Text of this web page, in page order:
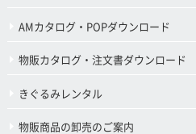
AMカタログ・POPダウンロード
物販カタログ・注文書ダウンロード
きぐるみレンタル
物販商品の卸売のご案内